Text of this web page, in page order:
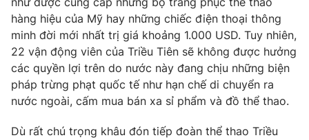
VTV Sức khoẻ Bất động sản
Thị trường 24h Tấm lòng Việt
Vươn mình bằng AI
hàng hiệu của Mỹ hay những chiếc điện thoại thông
minh đời mới nhất trị giá khoảng 1.000 USD. Tuy nhiên,
22 vận động viên của Triều Tiên sẽ không được hưởng
các quyền lợi trên do nước này đang chịu những biện
pháp trừng phạt quốc tế như hạn chế di chuyển ra
nước ngoài, cấm mua bán xa sỉ phẩm và đồ thể thao.
Dù rất chú trọng khâu đón tiếp đoàn thể thao Triều